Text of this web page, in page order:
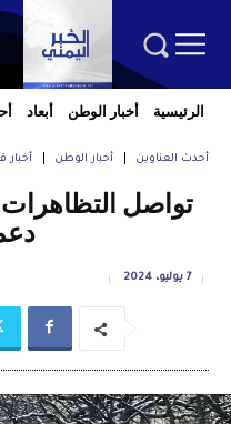
الرئيسية أخبار الوطن أبعاد
أحدث العناوين أخبار الوطن أخبار
تواصل
7 يوليو، 2024